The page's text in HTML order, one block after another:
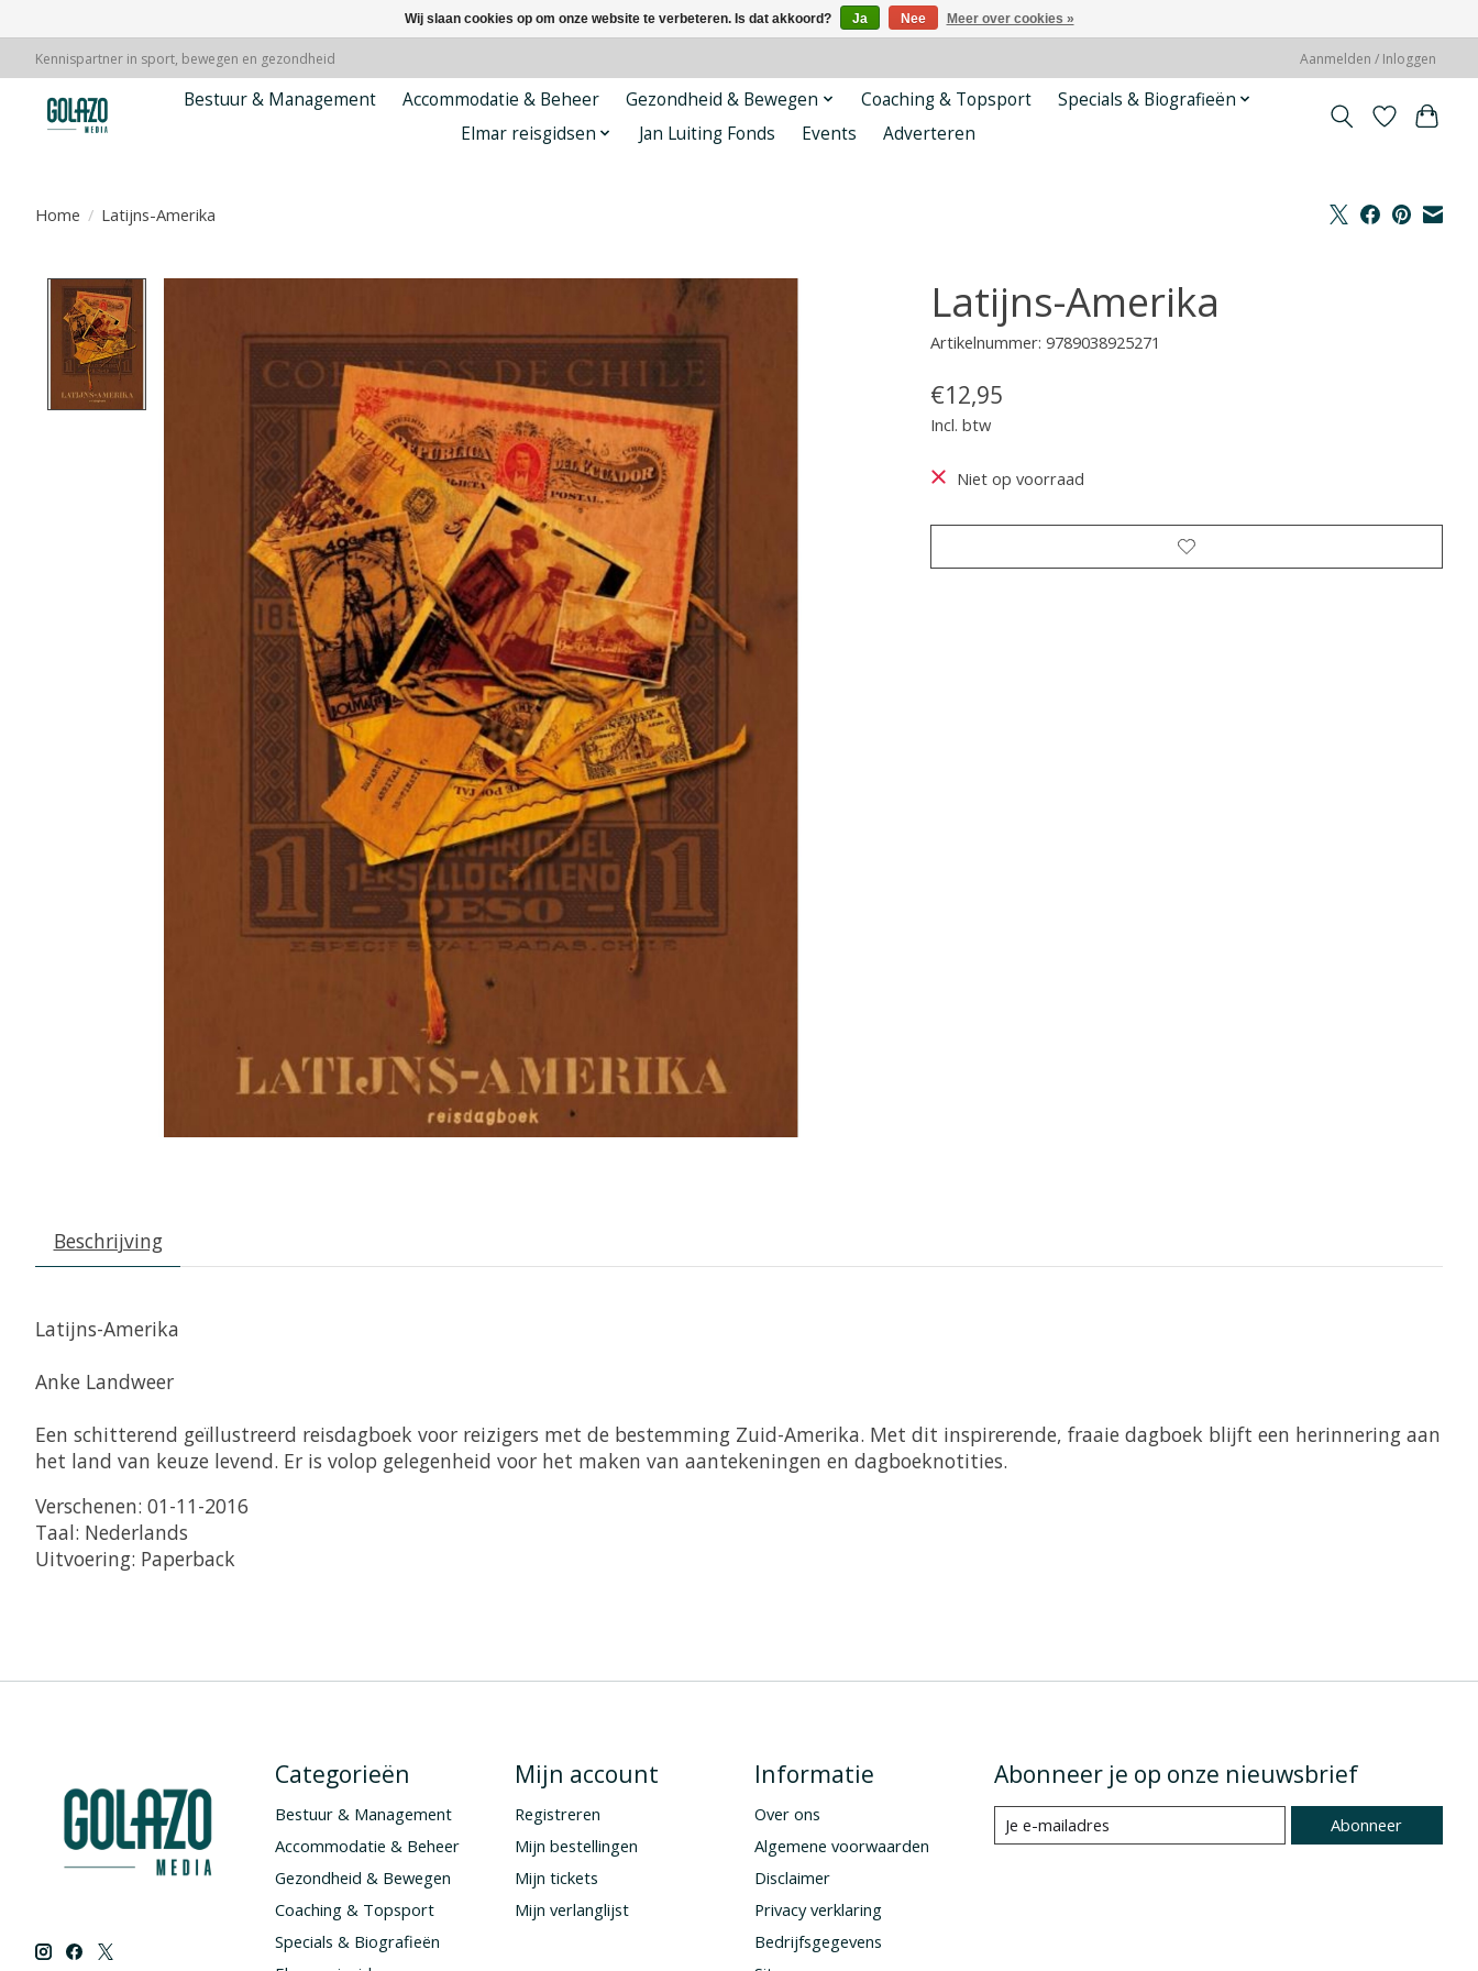
Kennispartner in sport, bewegen en gezondheid Aanmelden / Inloggen
Bestuur & Management Accommodatie & Beheer Gezondheid & Bewegen Coaching & Topsport
Specials & Biografieën
Elmar reisgidsen
Jan Luiting Fonds Events Adverteren
Home / Latijns-Amerika
Latijns-Amerika
Artikelnummer: 9789038925271
€12,95
Incl. btw
Niet op voorraad
Beschrijving
Latijns-Amerika
Anke Landweer
Een schitterend geïllustreerd reisdagboek voor reizigers met de bestemming Zuid-Amerika. Met dit inspirerende, fraaie dagboek blijft een herinnering aan
het land van keuze levend. Er is volop gelegenheid voor het maken van aantekeningen en dagboeknotities.
Verschenen: 01-11-2016
Taal: Nederlands
Uitvoering: Paperback
Categorieën
Bestuur & Management
Accommodatie & Beheer
Gezondheid & Bewegen
Coaching & Topsport
Specials & Biografieën
Mijn account
Registreren
Mijn bestellingen
Mijn tickets
Mijn verlanglijst
Informatie
Over ons
Algemene voorwaarden
Disclaimer
Privacy verklaring
Bedrijfsgegevens
Abonneer je op onze nieuwsbrief
Abonneer
Wij slaan cookies op om onze website te verbeteren. Is dat akkoord? Ja Nee Meer over cookies »